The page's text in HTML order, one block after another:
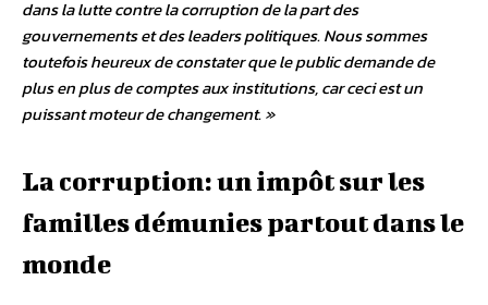
dans la lutte contre la corruption de la part des
gouvernements et des leaders politiques. Nous sommes
toutefois heureux de constater que le public demande de
plus en plus de comptes aux institutions, car ceci est un
puissant moteur de changement. »
La corruption: un impôt sur les
familles démunies partout dans le
monde